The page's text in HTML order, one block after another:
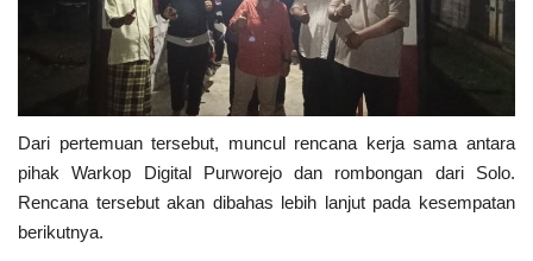
Dari pertemuan tersebut, muncul rencana kerja sama antara
pihak Warkop Digital Purworejo dan rombongan dari Solo.
Rencana tersebut akan dibahas lebih lanjut pada kesempatan
berikutnya.